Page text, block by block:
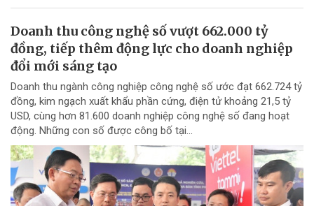
Doanh thu công nghệ số vượt 662.000 tỷ
đồng, tiếp thêm động lực cho doanh nghiệp
đổi mới sáng tạo
Doanh thu ngành công nghiệp công nghệ số ước đạt 662.724 tỷ
đồng, kim ngạch xuất khẩu phần cứng, điện tử khoảng 21,5 tỷ
USD, cùng hơn 81.600 doanh nghiệp công nghệ số đang hoạt
động. Những con số được công bố tại...